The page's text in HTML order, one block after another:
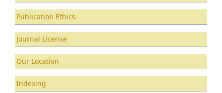
Publication Ethics
Journal License
Our Location
Indexing